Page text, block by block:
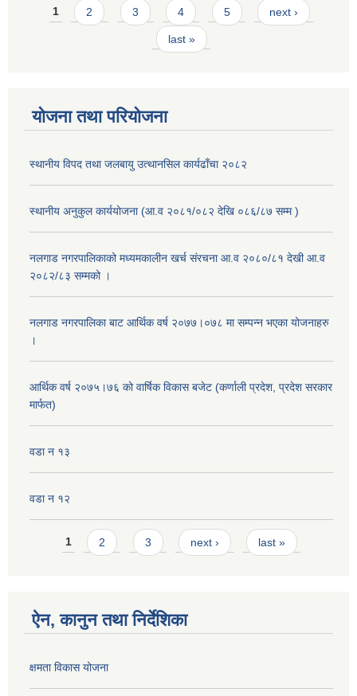
Pages
1 2 3 4 5 next ›
last »
योजना तथा परियोजना
स्थानीय विपद तथा जलबायु उत्थानसिल कार्यढाँचा २०८२
स्थानीय अनुकुल कार्ययोजना (आ.व २०८१/०८२ देखि ०८६/८७ सम्म )
नलगाड नगरपालिकाको मध्यमकालीन खर्च संरचना आ.व २०८०/८१ देखी आ.व
२०८२/८३ सम्मको ।
नलगाड नगरपालिका बाट आर्थिक वर्ष २०७७।०७८ मा सम्पन्न भएका योजनाहरु
।
आर्थिक वर्ष २०७५।७६ को वार्षिक विकास बजेट (कर्णाली प्रदेश, प्रदेश सरकार
मार्फत)
वडा न १३
वडा न १२
Pages
1 2 3 next › last »
ऐन, कानुन तथा निर्देशिका
क्षमता विकास योजना